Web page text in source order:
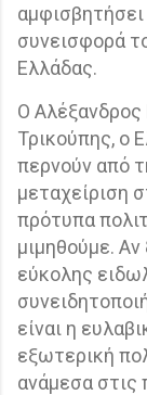
συνεισφορά
Ελλάδας.
Ο
Τρικούπης, ο
περνούν από
μεταχείριση
πρότυπα
μιμηθούμε. Αν
εύκολης
είναι η
εξωτερική
ανάμεσα στις